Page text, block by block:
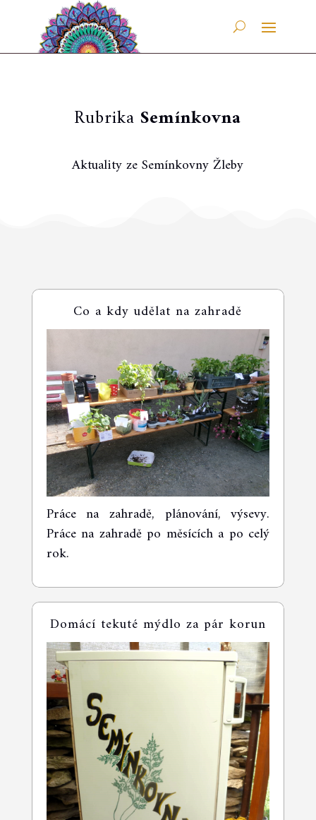
Rubrika Semínkovna
Aktuality ze Semínkovny Žleby
Co a kdy udělat na zahradě
Práce na zahradě, plánování, výsevy.
Práce na zahradě po měsících a po celý
rok.
Domácí tekuté mýdlo za pár korun